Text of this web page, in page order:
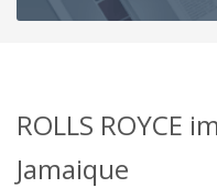
ROLLS
Jamaique